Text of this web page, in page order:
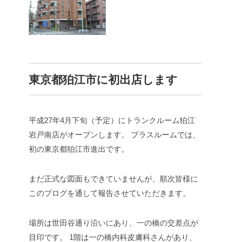
東京都狛江市に初出店します
平成27年4月下旬（予定）にトランクルーム狛江
岩戸南店がオープンします。
プラスルームでは、
初の東京都狛江市進出です。
まだ正式な図面もできていませんが、順次皆様に
このブログを通して報告させていただきます。
場所は世田谷通り沿いにあり、一の橋の交差点が
目印です。
1階は一の橋内科皮膚科さんがあり、